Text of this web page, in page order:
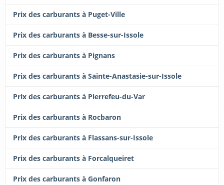
Prix des carburants à Puget-Ville
Prix des carburants à Besse-sur-Issole
Prix des carburants à Pignans
Prix des carburants à Sainte-Anastasie-sur-Issole
Prix des carburants à Pierrefeu-du-Var
Prix des carburants à Rocbaron
Prix des carburants à Flassans-sur-Issole
Prix des carburants à Forcalqueiret
Prix des carburants à Gonfaron